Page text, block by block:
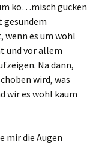
ko…misch gucken
gesundem
wenn es um wohl
und vor allem
Na dann,
wird, was
wir es wohl kaum
mir die Augen